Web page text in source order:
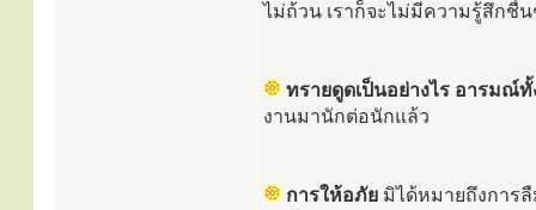
ไม่ถ้วน เราก็จะไม่มีความรู้สึกชื่
ทรายดูดเป็นอย่างไร อารมณ์
งานมานักต่อนักแล้ว
การให้อภัย มิได้หมายถึงการ